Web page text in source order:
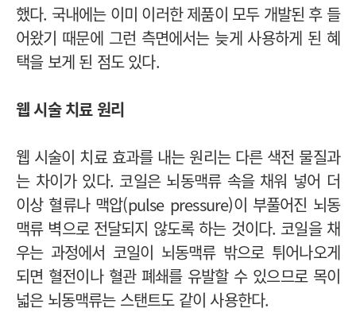
했다. 국내에는 이미 이러한 제품이 모두 개발된 후 들
어왔기 때문에 그런 측면에서는 늦게 사용하게 된 혜
택을 보게 된 점도 있다.
웹 시술 치료 원리
웹 시술이 치료 효과를 내는 원리는 다른 색전 물질과
는 차이가 있다. 코일은 뇌동맥류 속을 채워 넣어 더
이상 혈류나 맥압(pulse pressure)이 부풀어진 뇌동
맥류 벽으로 전달되지 않도록 하는 것이다. 코일을 채
우는 과정에서 코일이 뇌동맥류 밖으로 튀어나오게
되면 혈전이나 혈관 폐쇄를 유발할 수 있으므로 목이
넓은 뇌동맥류는 스탠트도 같이 사용한다.